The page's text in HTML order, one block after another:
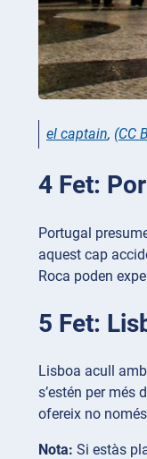
el captain, (CC
4 Fet:
Portugal
aquest cap
Roca poden
5 Fet:
Lisboa acull
s’estén per més
ofereix no
Nota: Si estàs